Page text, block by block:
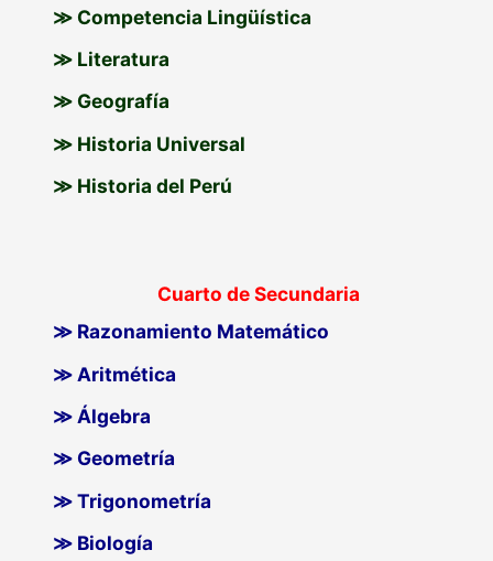
≫ Competencia Lingüística
≫ Literatura
≫ Geografía
≫ Historia Universal
≫ Historia del Perú
Cuarto de Secundaria
≫ Razonamiento Matemático
≫ Aritmética
≫ Álgebra
≫ Geometría
≫ Trigonometría
≫ Biología